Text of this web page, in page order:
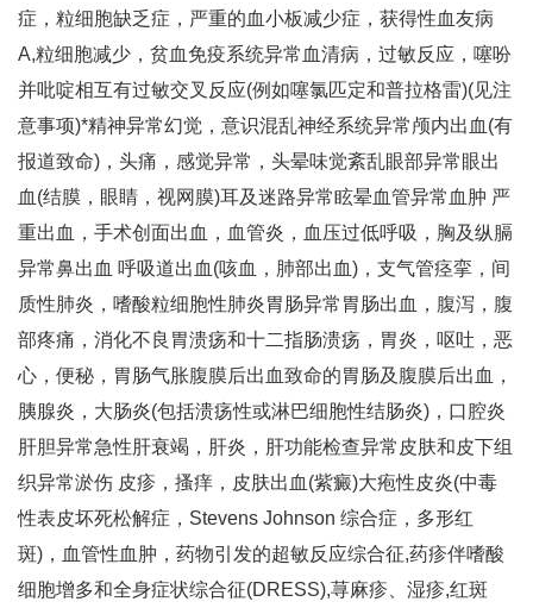
症，粒细胞缺乏症，严重的血小板减少症，获得性血友病
A,粒细胞减少，贫血免疫系统异常血清病，过敏反应，噻吩
并吡啶相互有过敏交叉反应(例如噻氯匹定和普拉格雷)(见注
意事项)*精神异常幻觉，意识混乱神经系统异常颅内出血(有
报道致命)，头痛，感觉异常，头晕味觉紊乱眼部异常眼出
血(结膜，眼睛，视网膜)耳及迷路异常眩晕血管异常血肿 严
重出血，手术创面出血，血管炎，血压过低呼吸，胸及纵膈
异常鼻出血 呼吸道出血(咳血，肺部出血)，支气管痉挛，间
质性肺炎，嗜酸粒细胞性肺炎胃肠异常胃肠出血，腹泻，腹
部疼痛，消化不良胃溃疡和十二指肠溃疡，胃炎，呕吐，恶
心，便秘，胃肠气胀腹膜后出血致命的胃肠及腹膜后出血，
胰腺炎，大肠炎(包括溃疡性或淋巴细胞性结肠炎)，口腔炎
肝胆异常急性肝衰竭，肝炎，肝功能检查异常皮肤和皮下组
织异常淤伤 皮疹，搔痒，皮肤出血(紫癜)大疱性皮炎(中毒
性表皮坏死松解症，Stevens Johnson 综合症，多形红
斑)，血管性血肿，药物引发的超敏反应综合征,药疹伴嗜酸
细胞增多和全身症状综合征(DRESS),荨麻疹、湿疹,红斑